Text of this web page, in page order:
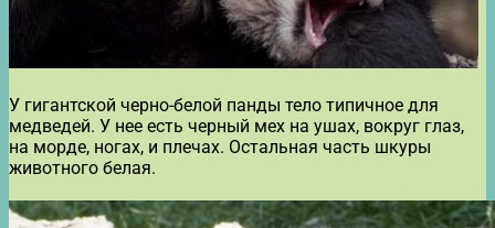
У гигантской черно-белой панды тело типичное для
медведей. У нее есть черный мех на ушах, вокруг глаз,
на морде, ногах, и плечах. Остальная часть шкуры
животного белая.